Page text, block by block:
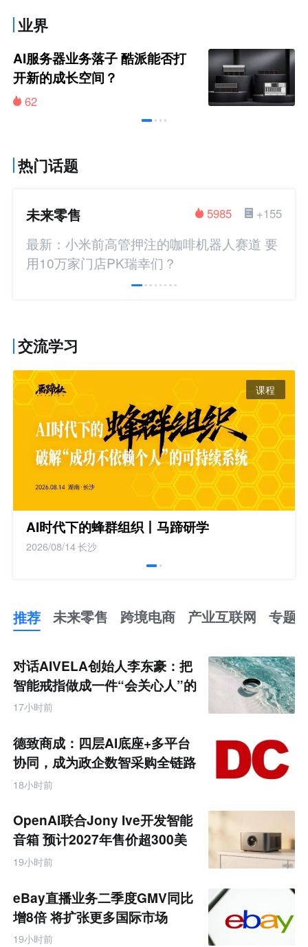
业界
AI服务器业务落子 酷派能否打
开新的成长空间？
62
热门话题
未来零售 +155
5985
最新：小米前高管押注的咖啡机器人赛道 要
用10万家门店PK瑞幸们？
交流学习
课程
AI时代下的蜂群组织丨马蹄研学
2026/08/14长沙
推荐 未来零售 跨境电商 产业互联网 专题
来
零
售
跨
境
商
产
业
互
联
网
对话AIVELA创始人李东豪：把
智能戒指做成一件“会关心人”的
饰品
17小时前
德致商成：四层AI底座+多平台
协同，成为政企数智采购全链路
服务商
18小时前
OpenAI联合Jony Ive开发智能
音箱 预计2027年售价超300美
元
19小时前
eBay直播业务二季度GMV同比
增8倍 将扩张更多国际市场
19小时前